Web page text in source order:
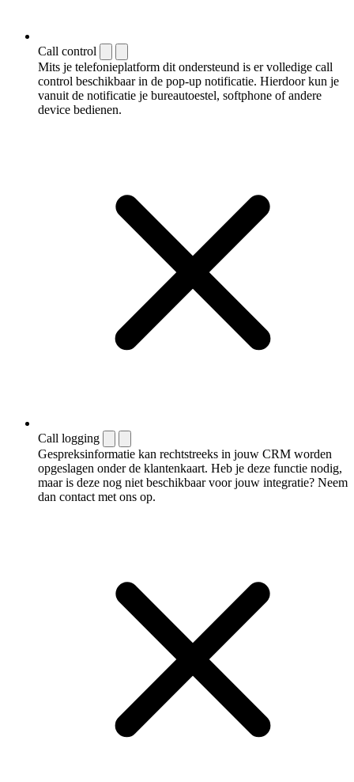
Call control
Mits je telefonieplatform dit ondersteund is er volledige call
control beschikbaar in de pop-up notificatie. Hierdoor kun je
vanuit de notificatie je bureautoestel, softphone of andere
device bedienen.
Call logging
Gespreksinformatie kan rechtstreeks in jouw CRM worden
opgeslagen onder de klantenkaart. Heb je deze functie nodig,
maar is deze nog niet beschikbaar voor jouw integratie? Neem
dan contact met ons op.